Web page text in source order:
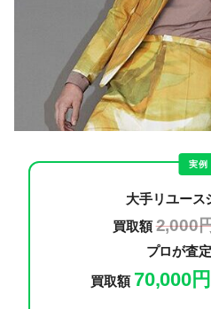
実例
大手リユース
買取額2,000
プロが査
買取額 70,000円